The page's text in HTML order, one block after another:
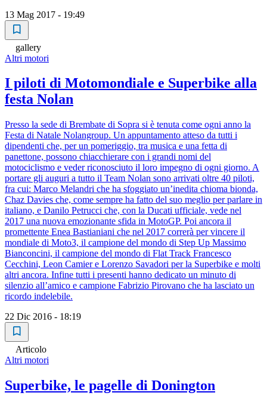
13 Mag 2017 - 19:49
gallery
Altri motori
I piloti di Motomondiale e Superbike alla
festa Nolan
Presso la sede di Brembate di Sopra si è tenuta come ogni anno la
Festa di Natale Nolangroup. Un appuntamento atteso da tutti i
dipendenti che, per un pomeriggio, tra musica e una fetta di
panettone, possono chiacchierare con i grandi nomi del
motociclismo e veder riconosciuto il loro impegno di ogni giorno. A
portare gli auguri a tutto il Team Nolan sono arrivati oltre 40 piloti,
fra cui: Marco Melandri che ha sfoggiato un’inedita chioma bionda,
Chaz Davies che, come sempre ha fatto del suo meglio per parlare in
italiano, e Danilo Petrucci che, con la Ducati ufficiale, vede nel
2017 una nuova emozionante sfida in MotoGP. Poi ancora il
promettente Enea Bastianiani che nel 2017 correrà per vincere il
mondiale di Moto3, il campione del mondo di Step Up Massimo
Bianconcini, il campione del mondo di Flat Track Francesco
Cecchini, Leon Camier e Lorenzo Savadori per la Superbike e molti
altri ancora. Infine tutti i presenti hanno dedicato un minuto di
silenzio all’amico e campione Fabrizio Pirovano che ha lasciato un
ricordo indelebile.
22 Dic 2016 - 18:19
Articolo
Altri motori
Superbike, le pagelle di Donington